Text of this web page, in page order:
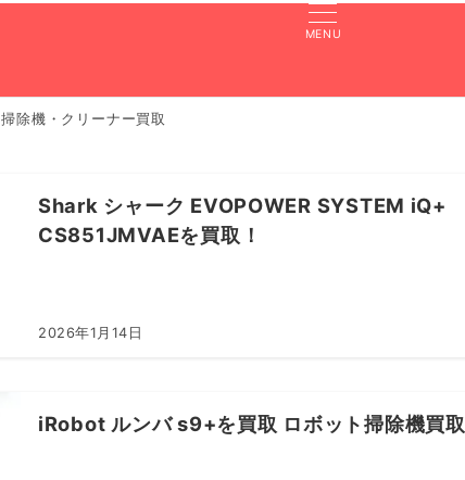
MENU
掃除機・クリーナー買取
Shark シャーク EVOPOWER SYSTEM iQ+
CS851JMVAEを買取！
2026年1月14日
iRobot ルンバ s9+を買取 ロボット掃除機買取